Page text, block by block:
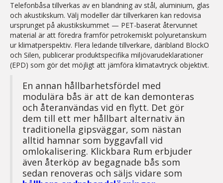
Telefonbåsa tillverkas av en blandning av stål, aluminium, glas
och akustikskum. Välj modeller där tillverkaren kan redovisa
ursprunget på akustikskummet — PET-baserat återvunnet
material är att föredra framför petrokemiskt polyuretanskum
ur klimatperspektiv. Flera ledande tillverkare, däribland BlockO
och Silen, publicerar produktspecifika miljövarudeklarationer
(EPD) som gör det möjligt att jämföra klimatavtryck objektivt.
En annan hållbarhetsfördel med
modulära bås är att de kan demonteras
och återanvändas vid en flytt. Det gör
dem till ett mer hållbart alternativ än
traditionella gipsväggar, som nästan
alltid hamnar som byggavfall vid
omlokalisering. Klickbara Rum erbjuder
även återköp av begagnade bås som
sedan renoveras och säljs vidare som